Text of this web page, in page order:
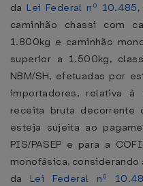
da Lei Federal nº
caminhão chassi com
1.800kg e caminhão
superior a 1.500kg,
NBM/SH, efetuadas por
importadores, relativa
receita bruta decorrente
esteja sujeita ao
PIS/PASEP e para a
monofásica, considerando
da Lei Federal nº